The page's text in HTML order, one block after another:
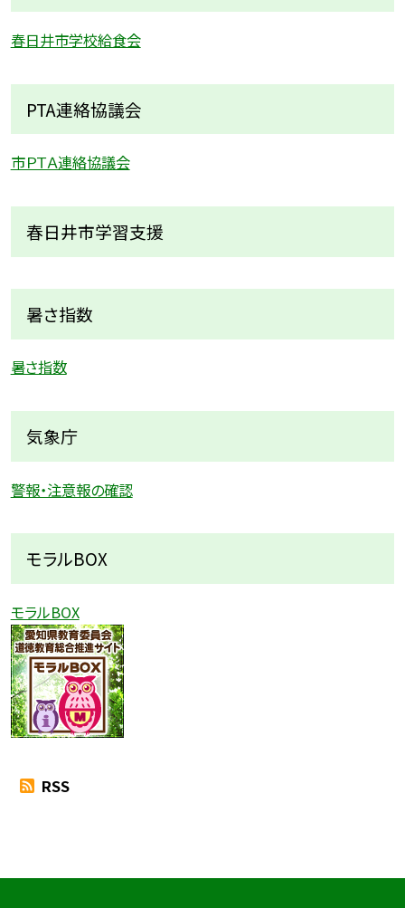
春日井市学校給食会
PTA連絡協議会
市ＰＴＡ連絡協議会
春日井市学習支援
暑さ指数
暑さ指数
気象庁
警報・注意報の確認
モラルBOX
モラルBOX
RSS